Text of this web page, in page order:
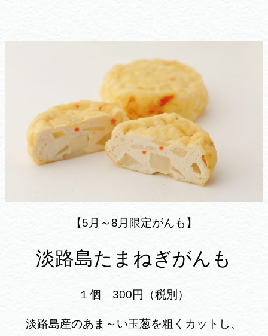
【5月～8月限定がんも】
淡路島たまねぎがんも
１個 300円（税別）
淡路島産のあま～い玉葱を粗くカットし、